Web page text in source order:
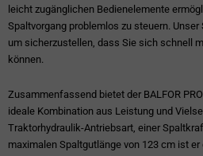
leicht zugänglichen Bedienelemente
Spaltvorgang problemlos zu steuern.
um sicherzustellen, dass Sie sich schnell
können.
Zusammenfassend bietet der BALFOR
ideale Kombination aus Leistung und
Traktorhydraulik-Antriebsart, einer
maximalen Spaltgutlänge von 123 cm ist